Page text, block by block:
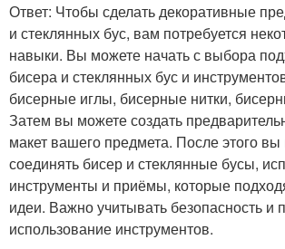
Ответ: Чтобы сделать декоративные
и стеклянных бус, вам потребуется
навыки. Вы можете начать с выбора
бисера и стеклянных бус и
бисерные иглы, бисерные нитки,
Затем вы можете создать
макет вашего предмета. После этого
соединять бисер и стеклянные бусы,
инструменты и приёмы, которые
идеи. Важно учитывать безопасность и
использование инструментов.